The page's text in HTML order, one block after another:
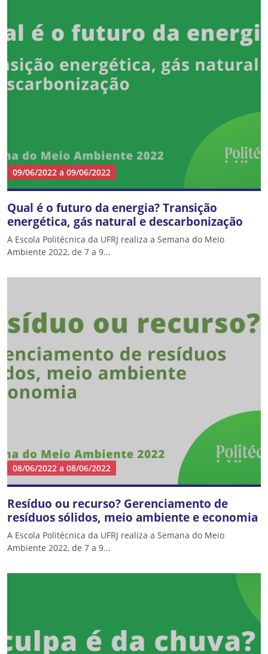
09/06/2022 a 09/06/2022
Qual é o futuro da energia? Transição
energética, gás natural e descarbonização
A Escola Politécnica da UFRJ realiza a Semana do Meio
Ambiente 2022, de 7 a 9...
08/06/2022 a 08/06/2022
Resíduo ou recurso? Gerenciamento de
resíduos sólidos, meio ambiente e economia
A Escola Politécnica da UFRJ realiza a Semana do Meio
Ambiente 2022, de 7 a 9...